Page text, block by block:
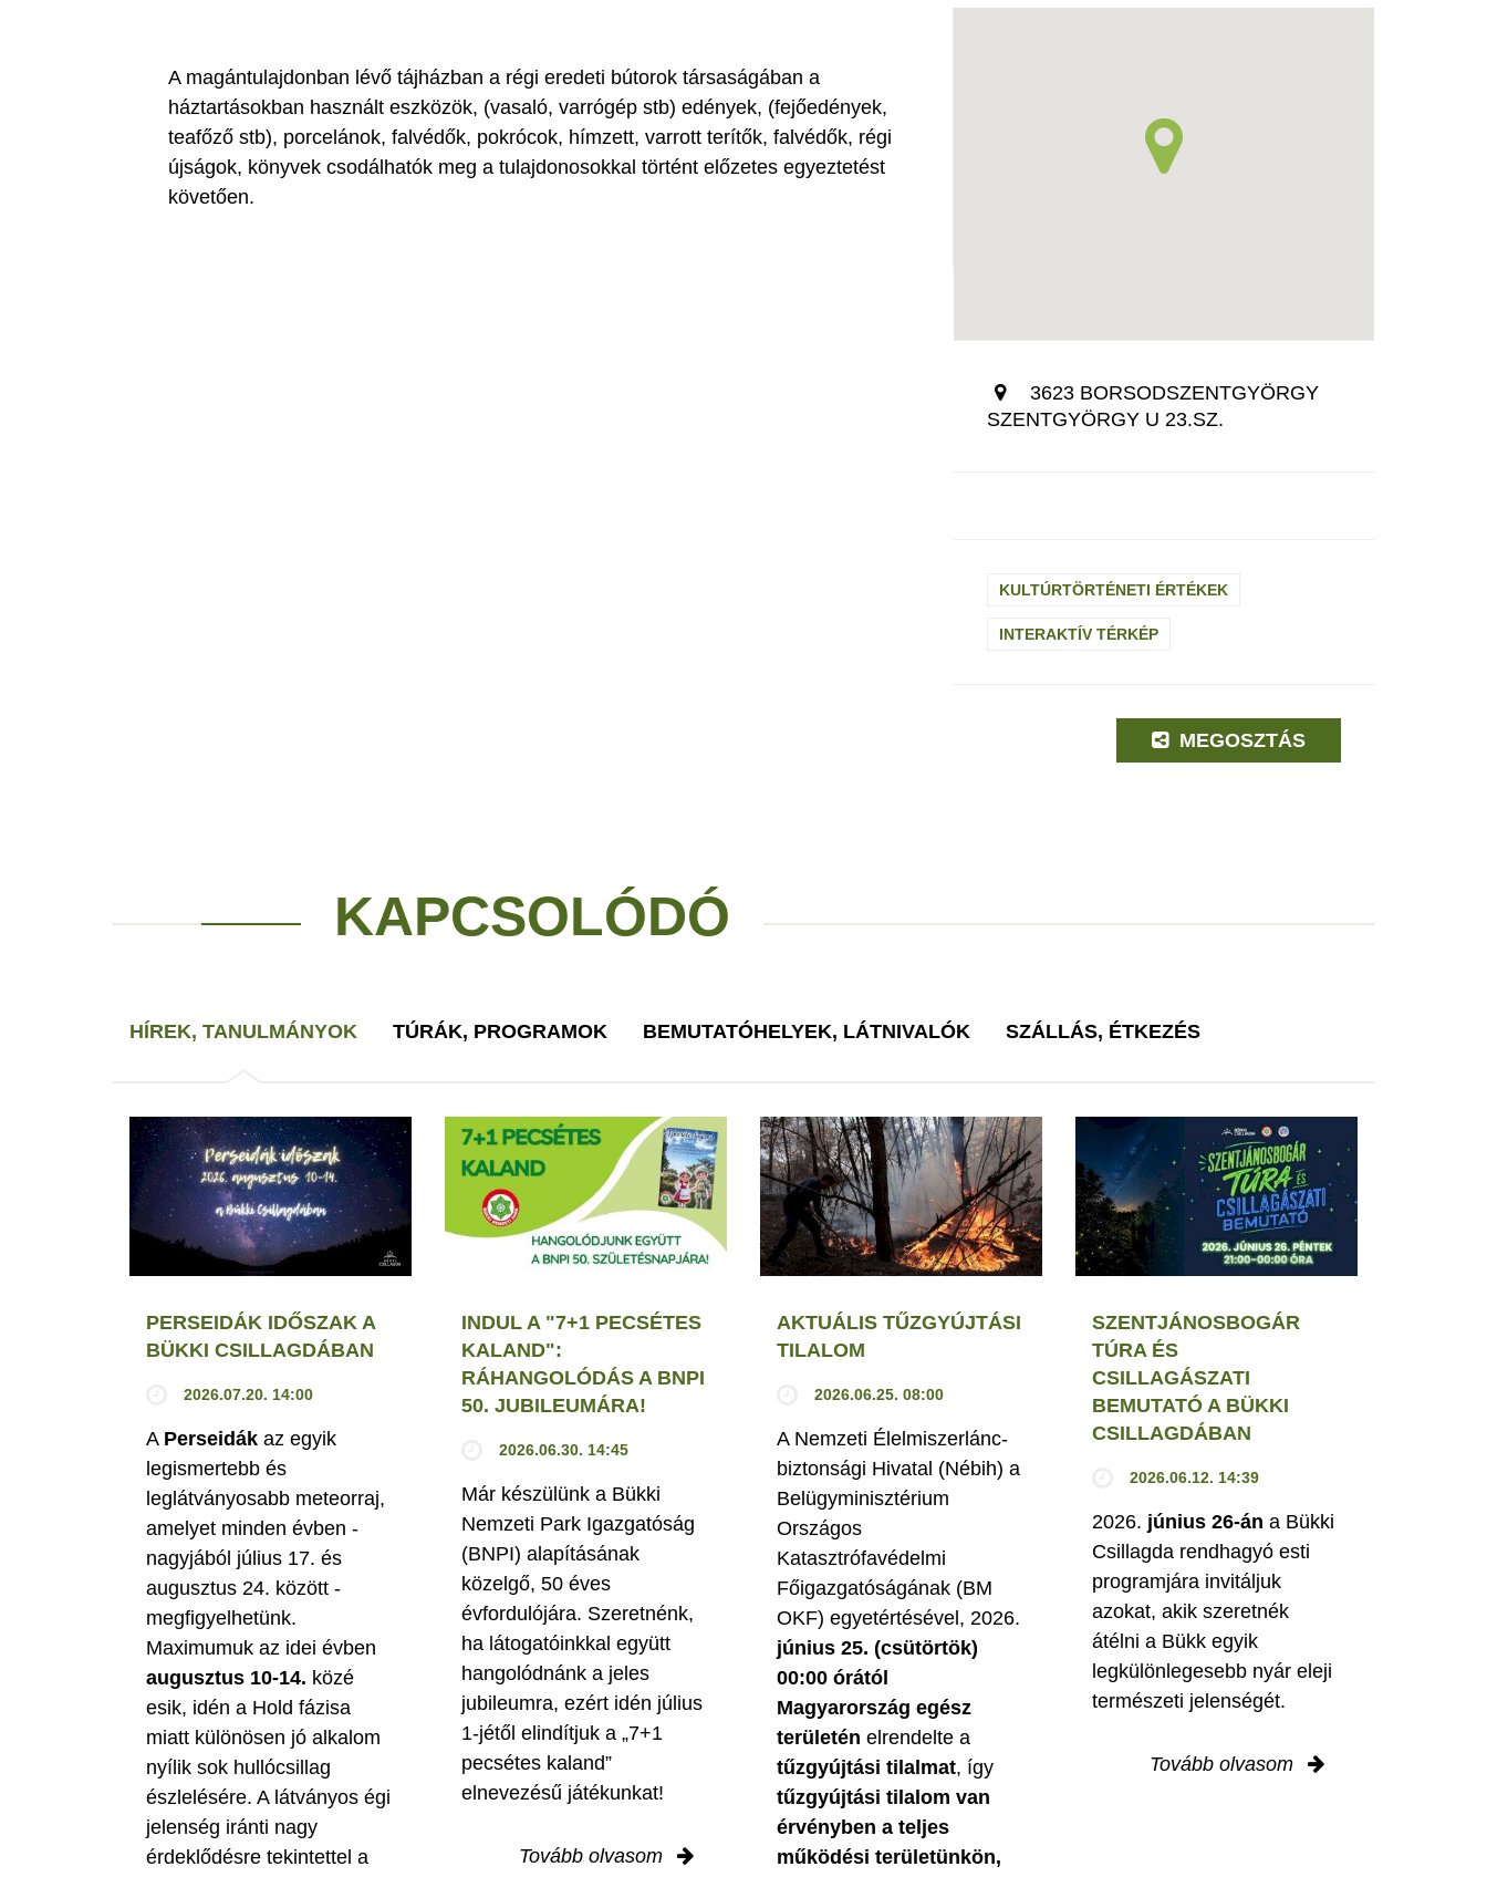
A magántulajdonban lévő tájházban a régi eredeti bútorok társaságában a
háztartásokban használt eszközök, (vasaló, varrógép stb) edények, (fejőedények,
teafőző stb), porcelánok, falvédők, pokrócok, hímzett, varrott terítők, falvédők, régi
újságok, könyvek csodálhatók meg a tulajdonosokkal történt előzetes egyeztetést
követően.
3623 BORSODSZENTGYÖRGY
SZENTGYÖRGY U 23.SZ.
KULTÚRTÖRTÉNETI ÉRTÉKEK
INTERAKTÍV TÉRKÉP
MEGOSZTÁS
KAPCSOLÓDÓ
HÍREK, TANULMÁNYOK TÚRÁK, PROGRAMOK BEMUTATÓHELYEK, LÁTNIVALÓK SZÁLLÁS, ÉTKEZÉS
PERSEIDÁK IDŐSZAK A
BÜKKI CSILLAGDÁBAN
2026.07.20. 14:00
A Perseidák az egyik
legismertebb és
leglátványosabb meteorraj,
amelyet minden évben -
nagyjából július 17. és
augusztus 24. között -
megfigyelhetünk.
Maximumuk az idei évben
augusztus 10-14. közé
esik, idén a Hold fázisa
miatt különösen jó alkalom
nyílik sok hullócsillag
észlelésére. A látványos égi
jelenség iránti nagy
érdeklődésre tekintettel a
INDUL A "7+1 PECSÉTES
KALAND":
RÁHANGOLÓDÁS A BNPI
50. JUBILEUMÁRA!
2026.06.30. 14:45
Már készülünk a Bükki
Nemzeti Park Igazgatóság
(BNPI) alapításának
közelgő, 50 éves
évfordulójára. Szeretnénk,
ha látogatóinkkal együtt
hangolódnánk a jeles
jubileumra, ezért idén július
1-jétől elindítjuk a „7+1
pecsétes kaland”
elnevezésű játékunkat!
Tovább olvasom
AKTUÁLIS TŰZGYÚJTÁSI
TILALOM
2026.06.25. 08:00
A Nemzeti Élelmiszerlánc-
biztonsági Hivatal (Nébih) a
Belügyminisztérium
Országos
Katasztrófavédelmi
Főigazgatóságának (BM
OKF) egyetértésével, 2026.
június 25. (csütörtök)
00:00 órától
Magyarország egész
területén elrendelte a
tűzgyújtási tilalmat, így
tűzgyújtási tilalom van
érvényben a teljes
működési területünkön,
SZENTJÁNOSBOGÁR
TÚRA ÉS
CSILLAGÁSZATI
BEMUTATÓ A BÜKKI
CSILLAGDÁBAN
2026.06.12. 14:39
2026. június 26-án a Bükki
Csillagda rendhagyó esti
programjára invitáljuk
azokat, akik szeretnék
átélni a Bükk egyik
legkülönlegesebb nyár eleji
természeti jelenségét.
Tovább olvasom